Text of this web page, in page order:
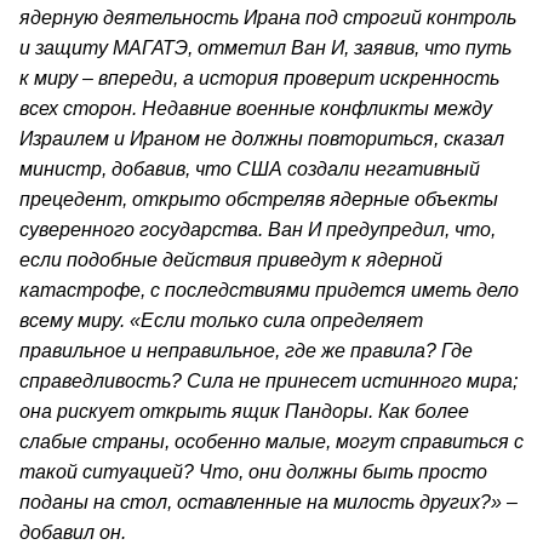
ядерную деятельность Ирана под строгий контроль
и защиту МАГАТЭ, отметил Ван И, заявив, что путь
к миру – впереди, а история проверит искренность
всех сторон. Недавние военные конфликты между
Израилем и Ираном не должны повториться, сказал
министр, добавив, что США создали негативный
прецедент, открыто обстреляв ядерные объекты
суверенного государства. Ван И предупредил, что,
если подобные действия приведут к ядерной
катастрофе, с последствиями придется иметь дело
всему миру. «Если только сила определяет
правильное и неправильное, где же правила? Где
справедливость? Сила не принесет истинного мира;
она рискует открыть ящик Пандоры. Как более
слабые страны, особенно малые, могут справиться с
такой ситуацией? Что, они должны быть просто
поданы на стол, оставленные на милость других?» –
добавил он.